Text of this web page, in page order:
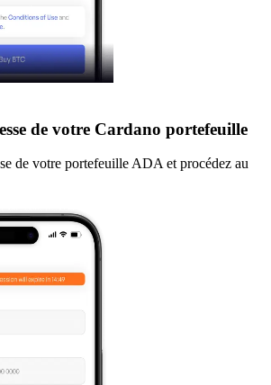
de votre Cardano portefeuille
de votre portefeuille ADA et procédez au